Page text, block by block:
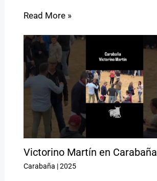
Read More »
Victorino Martín en Carabaña
Carabaña |2025